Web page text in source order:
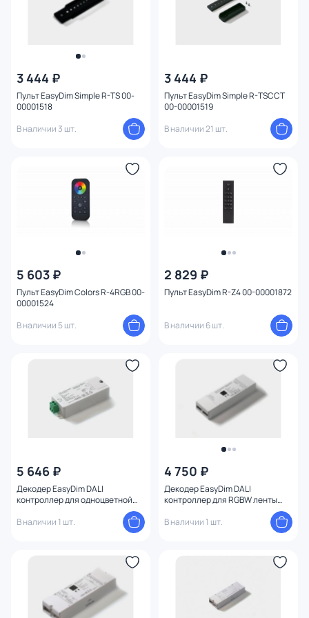
3 444 ₽
Пульт EasyDim Simple R-TS 00-
00001518
В наличии 3 шт.
3 444 ₽
Пульт EasyDim Simple R-TSCCT
00-00001519
В наличии 21 шт.
5 603 ₽
Пульт EasyDim Colors R-4RGB 00-
00001524
В наличии 5 шт.
2 829 ₽
Пульт EasyDim R-Z4 00-00001872
В наличии 6 шт.
5 646 ₽
Декодер EasyDim DALI
контроллер для одноцветной
В наличии 1 шт.
4 750 ₽
Декодер EasyDim DALI
контроллер для RGBW ленты
В наличии 1 шт.